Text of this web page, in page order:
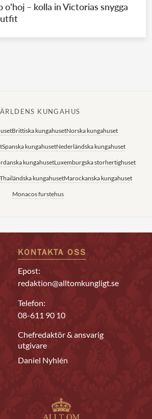
Spanska kungahuset
o'hoj – kolla in Victorias snygga
KUNGAHUS
Brittiska kungahusetNorska kungahuset
Spanska kungahusetNederländska kungahuset
kungahusetLuxemburgska storhertighuset
Thailändska kungahusetMarockanska kungahuset
Monacos furstehus
KONTAKTA OSS
Epost:
redaktion@alltomkungligt.se
Telefon:
08-611 90 10
Chefredaktör & ansvarig
utgivare
Daniel Nyhlén